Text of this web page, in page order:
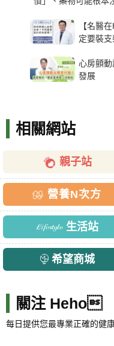
【名醫
定要裝支
心房顫
發展
相關網站
親子站
營養N次方
生活站
希望商城
關注 Heho
每日提供您最專業正確的健